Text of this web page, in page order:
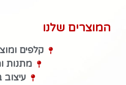
המוצרים שלנו
קלפים
מתנות
עיצוב